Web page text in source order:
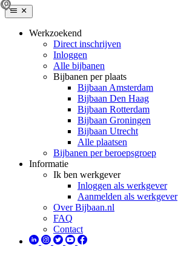
Werkzoekend
Direct inschrijven
Inloggen
Alle bijbanen
Bijbanen per plaats
Bijbaan Amsterdam
Bijbaan Den Haag
Bijbaan Rotterdam
Bijbaan Groningen
Bijbaan Utrecht
Alle plaatsen
Bijbanen per beroepsgroep
Informatie
Ik ben werkgever
Inloggen als werkgever
Aanmelden als werkgever
Over Bijbaan.nl
FAQ
Contact